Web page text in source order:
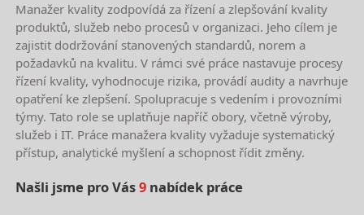
Manažer kvality zodpovídá za řízení a zlepšování kvality
produktů, služeb nebo procesů v organizaci. Jeho cílem je
zajistit dodržování stanovených standardů, norem a
požadavků na kvalitu. V rámci své práce nastavuje procesy
řízení kvality, vyhodnocuje rizika, provádí audity a navrhuje
opatření ke zlepšení. Spolupracuje s vedením i provozními
týmy. Tato role se uplatňuje napříč obory, včetně výroby,
služeb i IT. Práce manažera kvality vyžaduje systematický
přístup, analytické myšlení a schopnost řídit změny.
Našli jsme pro Vás9 nabídek práce